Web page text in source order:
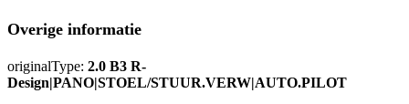
Overige informatie
originalType: 2.0 B3 R-
Design|PANO|STOEL/STUUR.VERW|AUTO.PILOT